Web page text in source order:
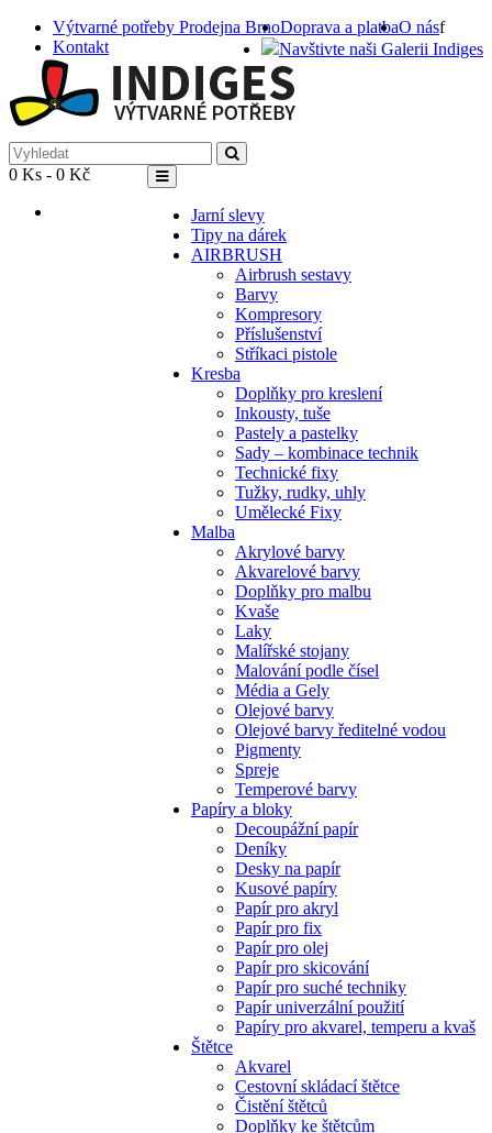
Výtvarné potřeby Prodejna BrnoDoprava a platbaO nás
Kontakt
Navštivte naši Galerii Indiges
f
Jarní slevy
Tipy na dárek
AIRBRUSH
Airbrush sestavy
Barvy
Kompresory
Příslušenství
Stříkaci pistole
Kresba
Doplňky pro kreslení
Inkousty, tuše
Pastely a pastelky
Sady – kombinace technik
Technické fixy
Tužky, rudky, uhly
Umělecké Fixy
Malba
Akrylové barvy
Akvarelové barvy
Doplňky pro malbu
Kvaše
Laky
Malířské stojany
Malování podle čísel
Média a Gely
Olejové barvy
Olejové barvy ředitelné vodou
Pigmenty
Spreje
Temperové barvy
Papíry a bloky
Decoupážní papír
Deníky
Desky na papír
Kusové papíry
Papír pro akryl
Papír pro fix
Papír pro olej
Papír pro skicování
Papír pro suché techniky
Papír univerzální použití
Papíry pro akvarel, temperu a kvaš
Štětce
Akvarel
Cestovní skládací štětce
Čistění štětců
Doplňky ke štětcům
0 Ks - 0 Kč